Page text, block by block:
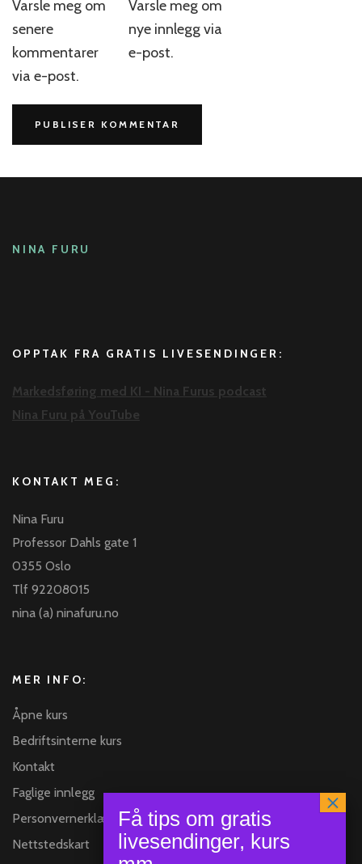
Varsle meg om
senere
kommentarer
via e-post.
Varsle meg om
nye innlegg via
e-post.
NINA FURU
OPPTAK FRA GRATIS LIVESENDINGER:
Markedsføring med KI - Nina Furus podcast
Nina Furu på YouTube
KONTAKT MEG:
Nina Furu
Professor Dahls gate 1
0355 Oslo
Tlf 92208015
nina (a) ninafuru.no
MER INFO:
Åpne kurs
Bedriftsinterne kurs
Kontakt
Faglige innlegg
Personvernerklæring
Nettstedskart